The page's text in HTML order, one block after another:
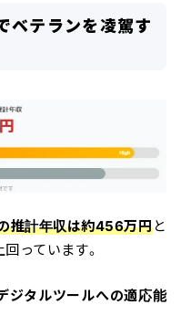
ベテランを凌駕す
推計年収は約456万円と
っています。
ジタルツールへの適応能